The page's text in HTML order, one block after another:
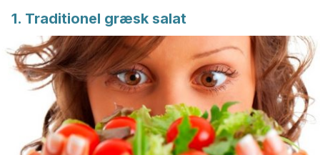
1. Traditionel græsk salat